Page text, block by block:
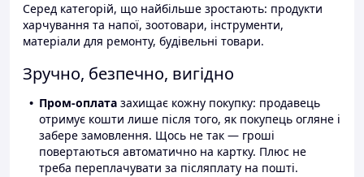
Серед категорій, що найбільше зростають: продукти
харчування та напої, зоотовари, інструменти,
матеріали для ремонту, будівельні товари.
Зручно, безпечно, вигідно
Пром-оплата захищає кожну покупку: продавець
отримує кошти лише після того, як покупець огляне і
забере замовлення. Щось не так — гроші
повертаються автоматично на картку. Плюс не
треба переплачувати за післяплату на пошті.